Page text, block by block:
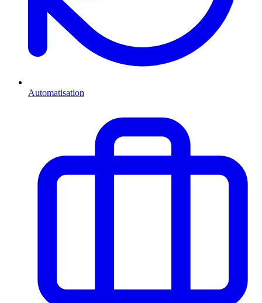
Automatisation